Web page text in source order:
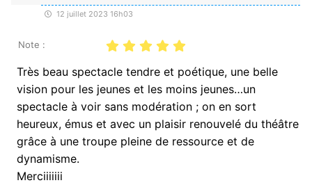
12 juillet 2023 16h03
Note :
Très beau spectacle tendre et poétique, une belle
vision pour les jeunes et les moins jeunes…un
spectacle à voir sans modération ; on en sort
heureux, émus et avec un plaisir renouvelé du théâtre
grâce à une troupe pleine de ressource et de
dynamisme.
Merciiiiiii